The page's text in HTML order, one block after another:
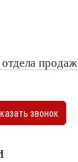
продаж
звонок